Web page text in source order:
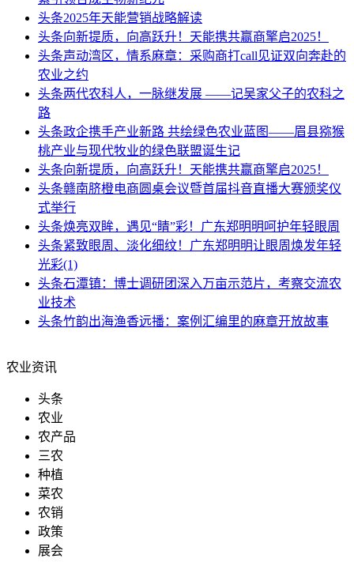
头条2025年天能营销战略解读
头条向新提质，向高跃升！天能携共赢商擎启2025！
头条声动湾区，情系麻章：采购商打call见证双向奔赴的
农业之约
头条两代农科人，一脉继发展 ——记吴家父子的农科之
路
头条政企携手产业新路 共绘绿色农业蓝图——眉县猕猴
桃产业与现代牧业的绿色联盟诞生记
头条向新提质，向高跃升！天能携共赢商擎启2025！
头条赣南脐橙电商圆桌会议暨首届抖音直播大赛颁奖仪
式举行
头条焕亮双眸，遇见“睛”彩！广东郑明明呵护年轻眼周
头条紧致眼周、淡化细纹！广东郑明明让眼周焕发年轻
光彩(1)
头条石潭镇：博士调研团深入万亩示范片，考察交流农
业技术
头条竹韵出海渔香远播：案例汇编里的麻章开放故事
农业资讯
头条
农业
农产品
三农
种植
菜农
农销
政策
展会